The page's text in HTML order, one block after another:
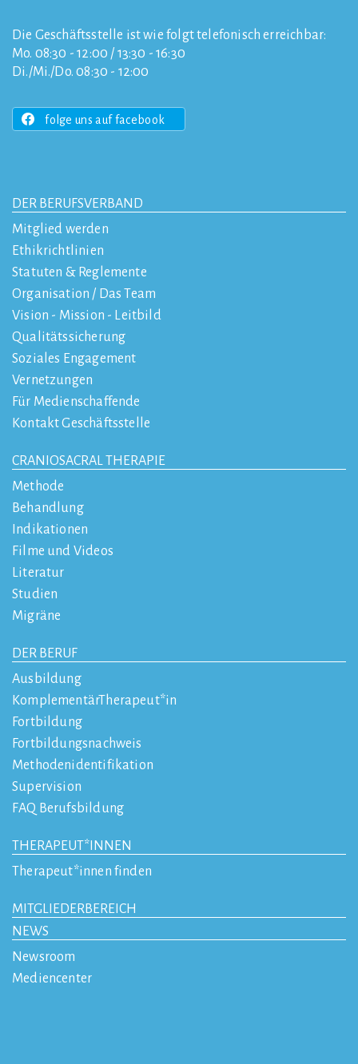
Die Geschäftsstelle ist wie folgt telefonisch erreichbar:
Mo. 08:30 - 12:00 / 13:30 - 16:30
Di./Mi./Do. 08:30 - 12:00
folge uns auf facebook
DER BERUFSVERBAND
Mitglied werden
Ethikrichtlinien
Statuten & Reglemente
Organisation / Das Team
Vision - Mission - Leitbild
Qualitätssicherung
Soziales Engagement
Vernetzungen
Für Medienschaffende
Kontakt Geschäftsstelle
CRANIOSACRAL THERAPIE
Methode
Behandlung
Indikationen
Filme und Videos
Literatur
Studien
Migräne
DER BERUF
Ausbildung
KomplementärTherapeut*in
Fortbildung
Fortbildungsnachweis
Methodenidentifikation
Supervision
FAQ Berufsbildung
THERAPEUT*INNEN
Therapeut*innen finden
MITGLIEDERBEREICH
NEWS
Newsroom
Mediencenter